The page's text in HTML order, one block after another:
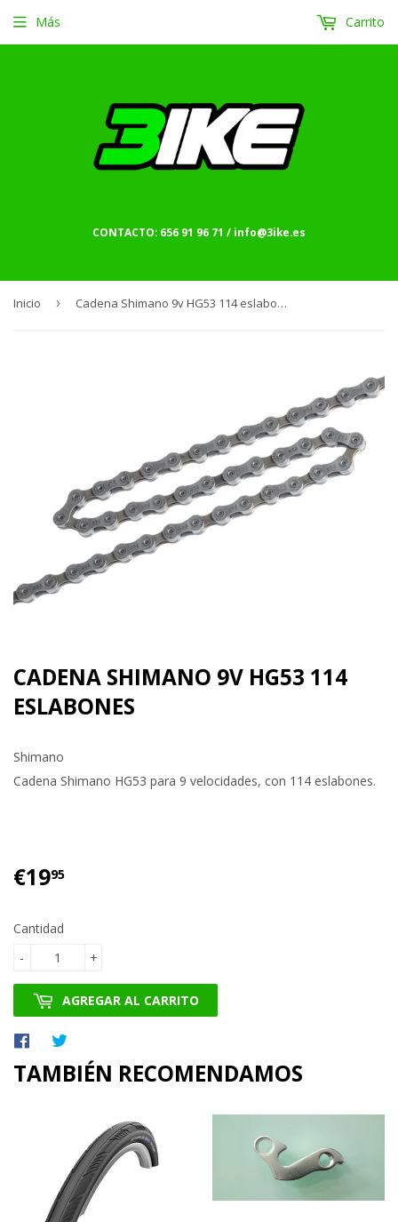
CONTACTO: 656 91 96 71 / info@3ike.es
Más Carrito
Inicio › Cadena Shimano 9v HG53 114 eslabones
CADENA SHIMANO 9V HG53 114
ESLABONES
Shimano
Cadena Shimano HG53 para 9 velocidades, con 114 eslabones.
€1995
Cantidad
+
-
AGREGAR AL CARRITO
Compartir
Facebook
en
Twitter
TAMBIÉN RECOMENDAMOS